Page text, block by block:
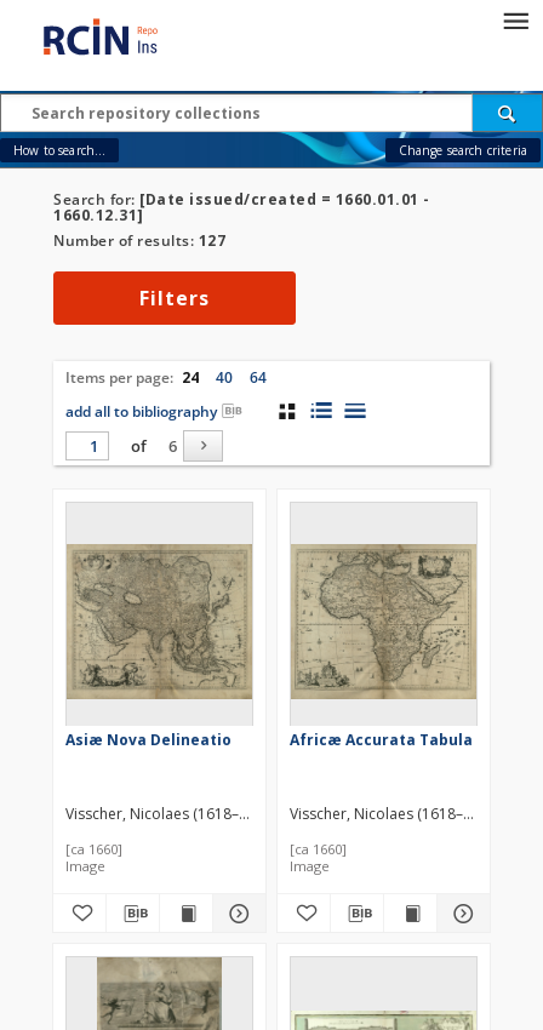
How to search... Change search criteria
Search for: [Date issued/created = 1660.01.01 -
1660.12.31]
Number of results: 127
Filters
Items per page: 24 40
64
add all to bibliography
of
6
Asiæ Nova Delineatio
Visscher, Nicolaes (1618–1679)
[ca 1660]
Image
Africæ Accurata Tabula
Visscher, Nicolaes (1618–1679)
[ca 1660]
Image